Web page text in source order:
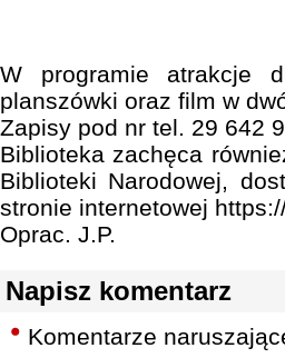
W programie atrakcje
planszówki oraz film w
Zapisy pod nr tel. 29 642
Biblioteka zachęca
Biblioteki Narodowej,
stronie internetowej
Oprac. J.P.
Napisz komentarz
Komentarze